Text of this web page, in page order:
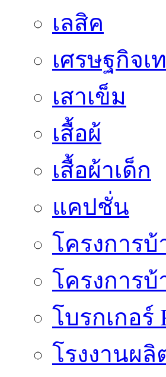
เลสิค
เศรษฐกิจเ
เสาเข็ม
เสื้อผ้
เสื้อผ้าเด็ก
แคปชั่น
โครงการบ้
โครงการบ้
โบรกเกอร์
โรงงานผลิ